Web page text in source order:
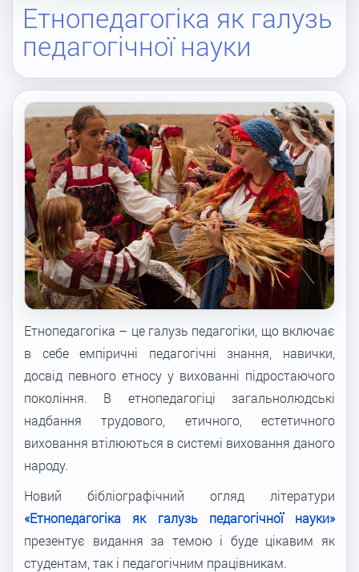
Етнопедагогіка як галузь
педагогічної науки
Етнопедагогіка – це галузь педагогіки, що включає
в себе емпіричні педагогічні знання, навички,
досвід певного етносу у вихованні підростаючого
покоління. В етнопедагогіці загальнолюдські
надбання трудового, етичного, естетичного
виховання втілюються в системі виховання даного
народу.
Новий бібліографічний огляд літератури
«Етнопедагогіка як галузь педагогічної науки»
презентує видання за темою і буде цікавим як
студентам, так і педагогічним працівникам.